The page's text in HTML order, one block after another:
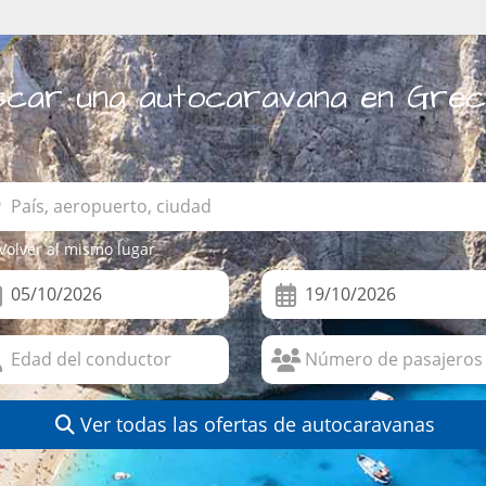
una autocaravana en
al mismo lugar
Ver todas las ofertas de autocaravanas